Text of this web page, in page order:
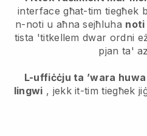
interface għat-tim tiegħek
n-noti u aħna sejħluha
tista 'titkellem dwar ordni
pjan ta'
L-uffiċċju ta ’wara
lingwi , jekk it-tim tiegħek